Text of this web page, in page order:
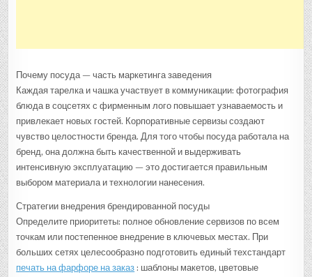
Почему посуда — часть маркетинга заведения
Каждая тарелка и чашка участвует в коммуникации: фотография
блюда в соцсетях с фирменным лого повышает узнаваемость и
привлекает новых гостей. Корпоративные сервизы создают
чувство целостности бренда. Для того чтобы посуда работала на
бренд, она должна быть качественной и выдерживать
интенсивную эксплуатацию — это достигается правильным
выбором материала и технологии нанесения.
Стратегии внедрения брендированной посуды
Определите приоритеты: полное обновление сервизов по всем
точкам или постепенное внедрение в ключевых местах. При
больших сетях целесообразно подготовить единый техстандарт
печать на фарфоре на заказ : шаблоны макетов, цветовые